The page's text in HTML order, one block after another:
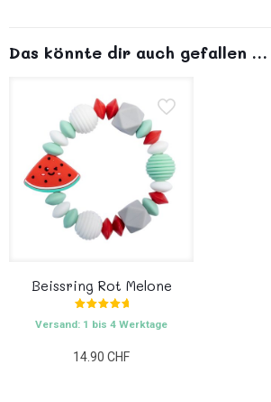
Das könnte dir auch gefallen …
Beissring Rot Melone
mit
Versand: 1 bis 4 Werktage
14.90CHF